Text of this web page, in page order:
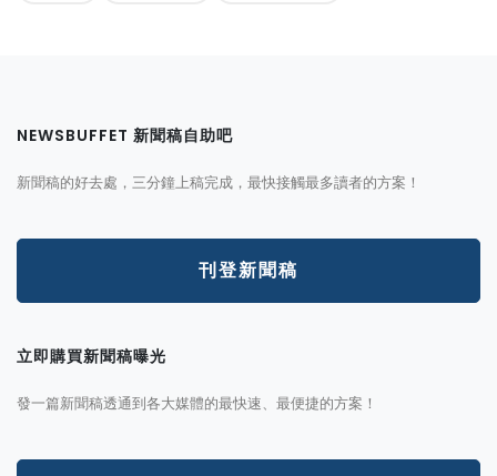
NEWSBUFFET 新聞稿自助吧
新聞稿的好去處，三分鐘上稿完成，最快接觸最多讀者的方案！
刊登新聞稿
立即購買新聞稿曝光
發一篇新聞稿透通到各大媒體的最快速、最便捷的方案！